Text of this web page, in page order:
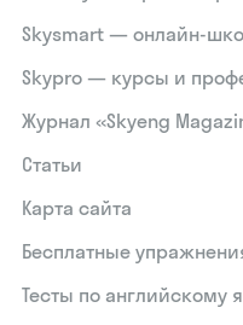
Skysmart — онлайн-
Skypro — курсы и
Журнал «Skyeng
Статьи
Карта сайта
Бесплатные
Тесты по английскому